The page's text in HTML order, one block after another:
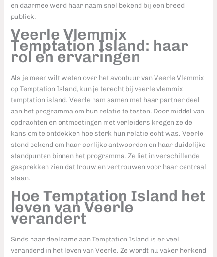
en daarmee werd haar naam snel bekend bij een breed
publiek.
Veerle Vlemmix
Temptation Island: haar
rol en ervaringen
Als je meer wilt weten over het avontuur van Veerle Vlemmix
op Temptation Island, kun je terecht bij veerle vlemmix
temptation island. Veerle nam samen met haar partner deel
aan het programma om hun relatie te testen. Door middel van
opdrachten en ontmoetingen met verleiders kregen ze de
kans om te ontdekken hoe sterk hun relatie echt was. Veerle
stond bekend om haar eerlijke antwoorden en haar duidelijke
standpunten binnen het programma. Ze liet in verschillende
gesprekken zien dat trouw en vertrouwen voor haar centraal
staan.
Hoe Temptation Island het
leven van Veerle
verandert
Sinds haar deelname aan Temptation Island is er veel
veranderd in het leven van Veerle. Ze wordt nu vaker herkend